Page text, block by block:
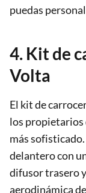
puedas
4. Kit de
Volta
El kit de
los propietarios
más
delantero con
difusor trasero
aerodinámica